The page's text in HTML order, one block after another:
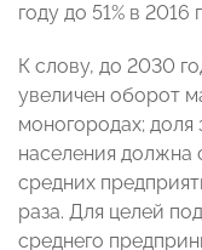
году до 51% в 2016
К слову, до 2030
увеличен оборот
моногородах; доля
населения должна
средних
раза. Для целей
среднего